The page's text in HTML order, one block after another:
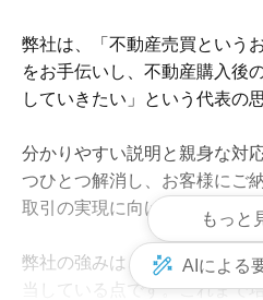
弊社は、「不動産売買という
をお手伝いし、不動産購入後
していきたい」という代表の
分かりやすい説明と親身な対
つひとつ解消し、お客様にご
取引の実現に向け尽力いたしま
弊社の強みは、豊富な経験と
当している点です。これまで
もっと
AIによる